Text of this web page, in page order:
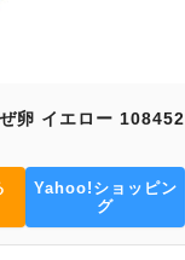
卵 イエロー 108452
Yahoo!ショッピン
グ